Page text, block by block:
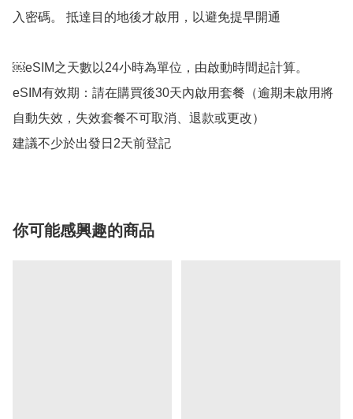
入密碼。 抵達目的地後才啟用，以避免提早開通
￼eSIM之天數以24小時為單位，由啟動時間起計算。
eSIM有效期：請在購買後30天內啟用套餐（逾期未啟用將
自動失效，失效套餐不可取消、退款或更改）
你可能感興趣的商品